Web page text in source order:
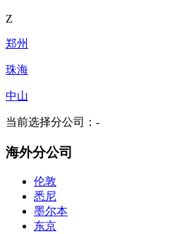
Z
郑州
珠海
中山
当前选择分公司： -
海外分公司
伦敦
悉尼
墨尔本
东京